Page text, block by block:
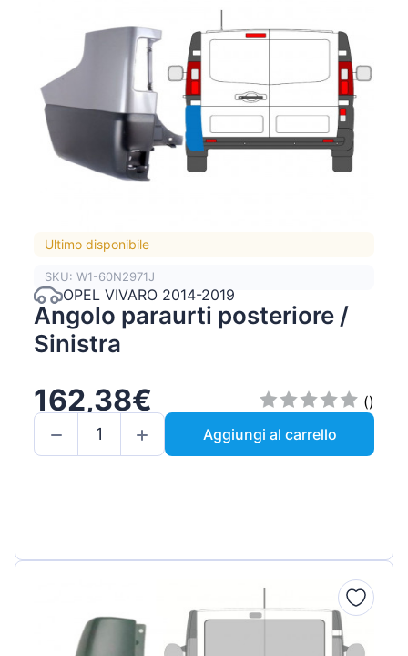
Ultimo disponibile
SKU: W1-60N2971J
OPEL VIVARO 2014-2019
Angolo paraurti posteriore /
Sinistra
162,38€
()
Aggiungi al carrello